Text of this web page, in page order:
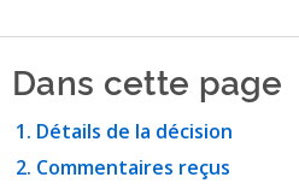
Dans cette page
Détails de la décision
Commentaires reçus